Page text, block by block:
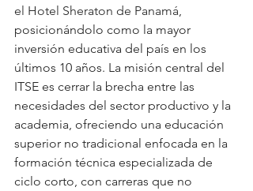
el Hotel Sheraton de Panamá
posicionándolo como la mayor
inversión educativa del país en los
últimos 10 años. La misión central del
ITSE es cerrar la brecha entre las
necesidades del sector productivo y la
academia, ofreciendo una educación
superior no tradicional enfocada en la
formación técnica especializada de
ciclo corto, con carreras que no